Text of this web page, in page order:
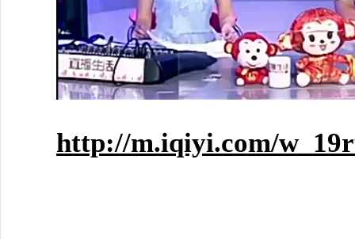
http://m.iqiyi.com/